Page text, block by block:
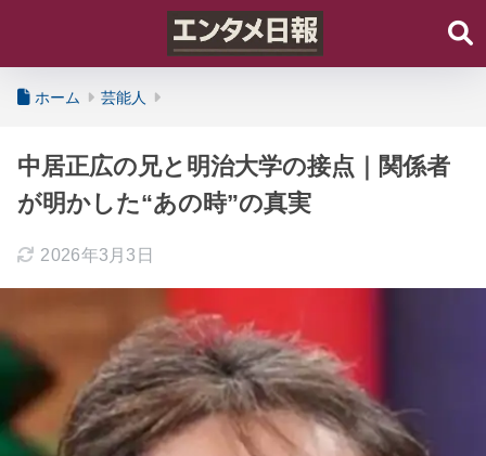
ホーム 芸能人
中居正広の兄と明治大学の接点｜関係者
が明かした“あの時”の真実
2026年3月3日